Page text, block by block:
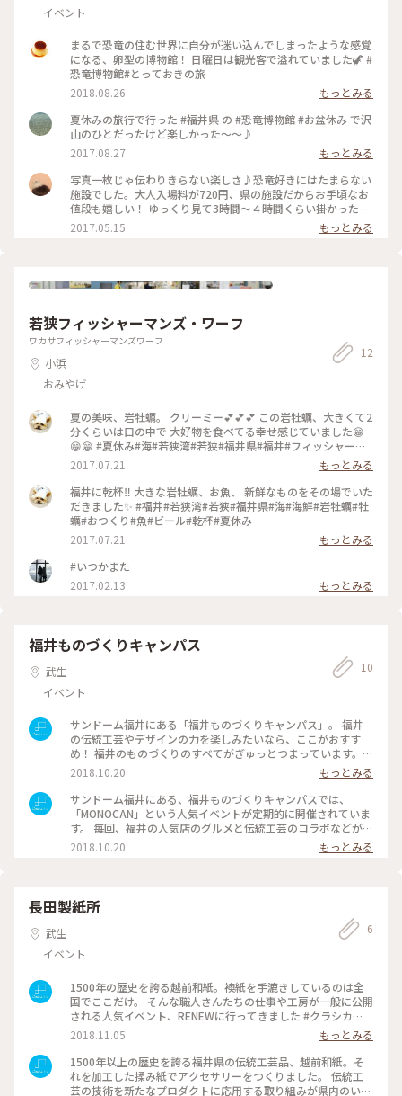
イベント
まるで恐竜の住む世界に自分が迷い込んでしまったような感覚
になる、卵型の博物館！ 日曜日は観光客で溢れていました🦖 #
恐竜博物館#とっておきの旅
2018.08.26
もっとみる
夏休みの旅行で行った #福井県 の #恐竜博物館 #お盆休み で沢
山のひとだったけど楽しかった〜〜♪
2017.08.27
もっとみる
写真一枚じゃ伝わりきらない楽しさ♪恐竜好きにはたまらない
施設でした。大人入場料が720円、県の施設だからお手頃なお
値段も嬉しい！ ゆっくり見て3時間〜４時間くらい掛かったか
な？(^^)チケットはローソン、ファミマ、セブンのコンビニで
買っておくとスムーズに入れます🚶 私たちは地下一階から見
2017.05.15 もっとみる
若狭フィッシャーマンズ・ワーフ
ワカサフィッシャーマンズワーフ
小浜
おみやげ
12
夏の美味、岩牡蠣。 クリーミー💕💕💕 この岩牡蠣、大きくて2
分くらいは口の中で 大好物を食べてる幸せ感じていました😁
😁😁 #夏休み#海#若狭湾#若狭#福井県#福井#フィッシャーマ
ン#岩牡蠣#牡蠣#魚#海鮮
2017.07.21
もっとみる
福井に乾杯‼️ 大きな岩牡蠣、お魚、 新鮮なものをその場でいた
だきました✨ #福井#若狭湾#若狭#福井県#海#海鮮#岩牡蠣#牡
蠣#おつくり#魚#ビール#乾杯#夏休み
2017.07.21
もっとみる
#いつかまた
2017.02.13
もっとみる
福井ものづくりキャンパス
武生
イベント
10
サンドーム福井にある「福井ものづくりキャンパス」。 福井
の伝統工芸やデザインの力を楽しみたいなら、ここがおすす
め！ 福井のものづくりのすべてがぎゅっとつまっています。
館内では定期的にイベントが行われている他、レーザーカッタ
ーやUVプリンターでものづくりを楽しむことが可能。 例え
ば、写真みたいな美しい折り鶴もできちゃうんです #ものキャ
ン #MONOCAN #サンドーム福井 #伝統工芸 #越前打刃物 #
越前和紙 #越前漆器 #越前焼 #越前箪笥 #福井ものづくり
2018.10.20
もっとみる
サンドーム福井にある、福井ものづくりキャンパスでは、
「MONOCAN」という人気イベントが定期的に開催されていま
す。 毎回、福井の人気店のグルメと伝統工芸のコラボなどが楽
しめます。 帰りはサンドームにあるものカフェパールエスポワ
ールでお茶するのもおすすめ #ものキャン #MONOCAN #サン
ぷ福井
2018.10.20 もっとみる
長田製紙所
武生
イベント
6
1500年の歴史を誇る越前和紙。襖紙を手漉きしているのは全
国でここだけ。 そんな職人さんたちの仕事や工房が一般に公開
される人気イベント、RENEWに行ってきました #クラシカ
ル #わたしの街 #越前和紙 #福井県越前市 #伝統工芸品
#Dearふくい #ことりっぷ福井 #ワークショップ #RENEW
2018.11.05
もっとみる
1500年以上の歴史を誇る福井県の伝統工芸品、越前和紙。そ
れを加工した揉み紙でアクセサリーをつくりました。 伝統工
芸の技術を新たなプロダクトに応用する取り組みが県内のいろ